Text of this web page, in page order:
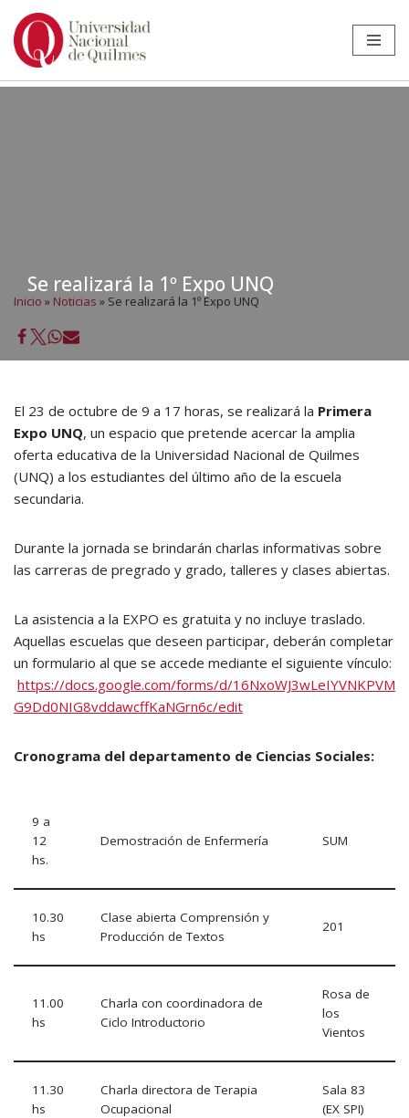
Ir
Se realizará la 1º Expo UNQ
Inicio » Noticias » Se realizará la 1º Expo UNQ
El 23 de octubre de 9 a 17 horas, se realizará la Primera
Expo UNQ, un espacio que pretende acercar la amplia
oferta educativa de la Universidad Nacional de Quilmes
(UNQ) a los estudiantes del último año de la escuela
secundaria.
Durante la jornada se brindarán charlas informativas sobre
las carreras de pregrado y grado, talleres y clases abiertas.
La asistencia a la EXPO es gratuita y no incluye traslado.
Aquellas escuelas que deseen participar, deberán completar
un formulario al que se accede mediante el siguiente vínculo:
https://docs.google.com/forms/d/16NxoWJ3wLeIYVNKPVM
G9Dd0NIG8vddawcffKaNGrn6c/edit
Cronograma del departamento de Ciencias Sociales:
9 a
12
hs.
Demostración de Enfermería SUM
10.30
hs
Clase abierta Comprensión y
Producción de Textos
201
11.00
hs
Charla con coordinadora de
Ciclo Introductorio
Rosa de
los
Vientos
11.30
hs
Charla directora de Terapia
Ocupacional
Sala 83
(EX SPI)